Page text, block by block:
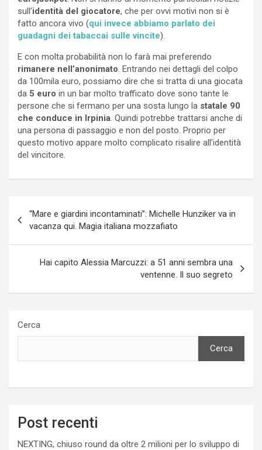
sull’identità del giocatore, che per ovvi motivi non si è
fatto ancora vivo (qui invece abbiamo parlato dei
guadagni dei tabaccai sulle vincite).
E con molta probabilità non lo farà mai preferendo
rimanere nell’anonimato. Entrando nei dettagli del colpo
da 100mila euro, possiamo dire che si tratta di una giocata
da 5 euro in un bar molto trafficato dove sono tante le
persone che si fermano per una sosta lungo la statale 90
che conduce in Irpinia. Quindi potrebbe trattarsi anche di
una persona di passaggio e non del posto. Proprio per
questo motivo appare molto complicato risalire all’identità
del vincitore.
articoli
“Mare e giardini incontaminati”: Michelle Hunziker va in
vacanza qui. Magia italiana mozzafiato
Hai capito Alessia Marcuzzi: a 51 anni sembra una
ventenne. Il suo segreto
Cerca
Cerca
Post recenti
NEXTING, chiuso round da oltre 2 milioni per lo sviluppo di